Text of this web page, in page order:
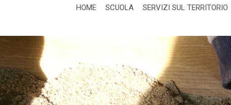
HOME SCUOLA SERVIZI SUL TERRITORIO